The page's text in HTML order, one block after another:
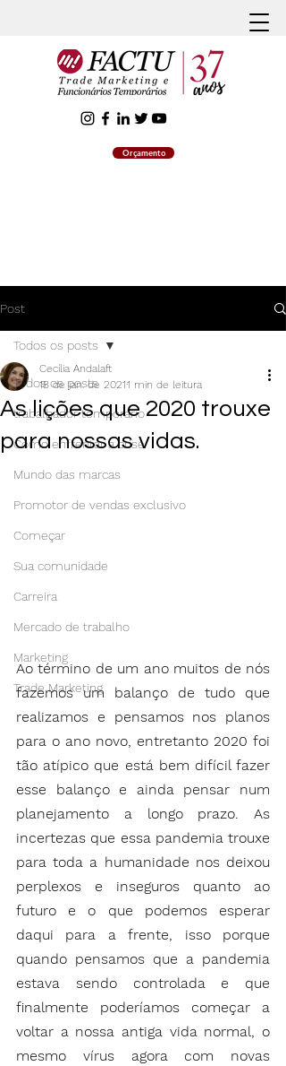
Orçamento
Post
Todos os posts
trabalhador temporário
Como enfrentar a crise
Mundo das marcas
Promotor de vendas exclusivo
Começar
Sua comunidade
Carreira
Mercado de trabalho
Marketing
Trade Marketing
Todos os posts
As lições que 2020 trouxe
para nossas vidas.
Cecília Andalaft
18 de jan. de 20211 min de leitura
Ao término de um ano muitos de nós
fazemos um balanço de tudo que
realizamos e pensamos nos planos
para o ano novo, entretanto 2020 foi
tão atípico que está bem difícil fazer
esse balanço e ainda pensar num
planejamento a longo prazo. As
incertezas que essa pandemia trouxe
para toda a humanidade nos deixou
perplexos e inseguros quanto ao
futuro e o que podemos esperar
daqui para a frente, isso porque
quando pensamos que a pandemia
estava sendo controlada e que
finalmente poderíamos começar a
voltar a nossa antiga vida normal, o
mesmo vírus agora com novas